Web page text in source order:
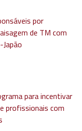
por
de TM com
para incentivar
profissionais com